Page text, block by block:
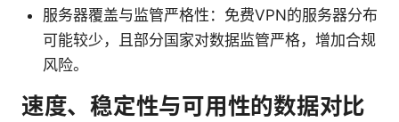
服务器覆盖与监管严格性：免费VPN的服务器分布
可能较少，且部分国家对数据监管严格，增加合规
风险。
速度、稳定性与可用性的数据对比